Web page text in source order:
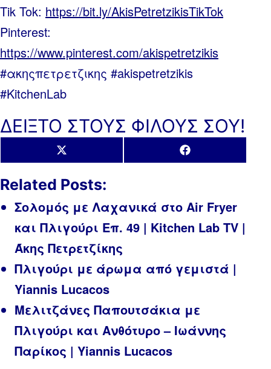
Tik Tok: https://bit.ly/AkisPetretzikisTikTok
Pinterest:
https://www.pinterest.com/akispetretzikis
#ακηςπετρετζικης #akispetretzikis
#KitchenLab
ΔΕΙΞΤΟ ΣΤΟΥΣ ΦΙΛΟΥΣ ΣΟΥ!
Share
on
X
(Twitter)
Share
on
Facebook
Related Posts:
Σολομός με Λαχανικά στο Air Fryer
και Πλιγούρι Επ. 49 | Kitchen Lab TV |
Άκης Πετρετζίκης
Πλιγούρι με άρωμα από γεμιστά |
Yiannis Lucacos
Μελιτζάνες Παπουτσάκια με
Πλιγούρι και Ανθότυρο – Ιωάννης
Παρίκος | Yiannis Lucacos